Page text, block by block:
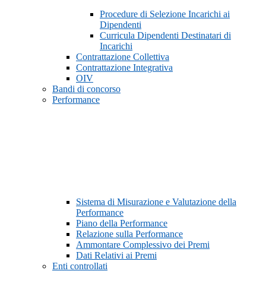
Procedure di Selezione Incarichi ai
Dipendenti
Curricula Dipendenti Destinatari di
Incarichi
Contrattazione Collettiva
Contrattazione Integrativa
OIV
Bandi di concorso
Performance
Sistema di Misurazione e Valutazione della
Performance
Piano della Performance
Relazione sulla Performance
Ammontare Complessivo dei Premi
Dati Relativi ai Premi
Enti controllati